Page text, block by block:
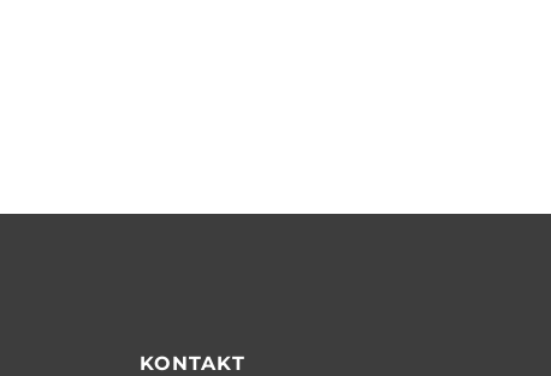
KONTAKT